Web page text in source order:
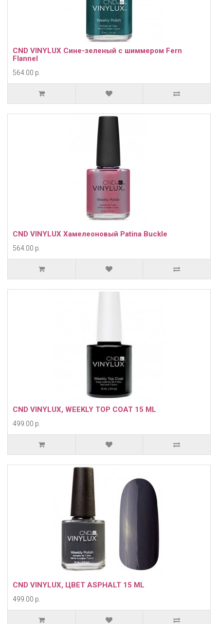
CND VINYLUX Сине-зеленый с шиммером Fern
Flannel
564.00 р.
CND VINYLUX Хамелеоновый Patina Buckle
564.00 р.
CND VINYLUX, WEEKLY TOP COAT 15 ML
499.00 р.
CND VINYLUX, ЦВЕТ ASPHALT 15 ML
499.00 р.